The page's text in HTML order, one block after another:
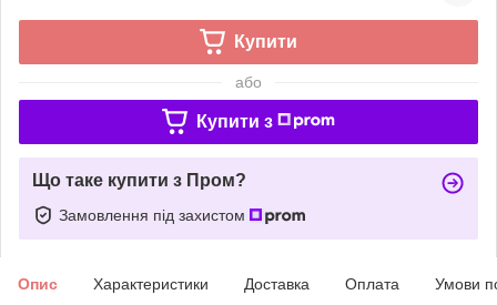
Купити
або
Купити з
Що таке купити з Пром?
Замовлення під захистом
Опис Характеристики Доставка Оплата Умови